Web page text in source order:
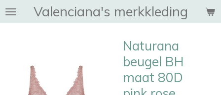
Ga
direct
Valenciana's merkkleding
Naturana
beugel BH
maat 80D